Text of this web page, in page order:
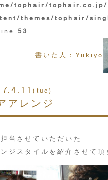
tophair/
themes/tophair/
53
書いた人：Yukiyo
(tue)
アレンジ
当させていただいた
ジスタイルを紹介させて頂